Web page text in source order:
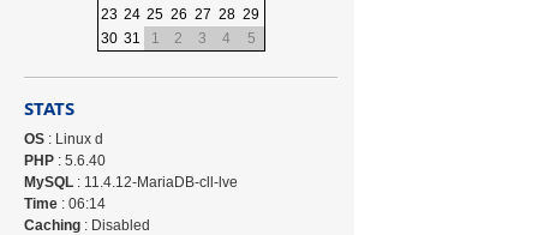
23 24 25 26 27 28 29
30 31 1 2 3 4 5
STATS
OS : Linux d
PHP : 5.6.40
MySQL : 11.4.12-MariaDB-cll-lve
Time : 06:14
Caching : Disabled